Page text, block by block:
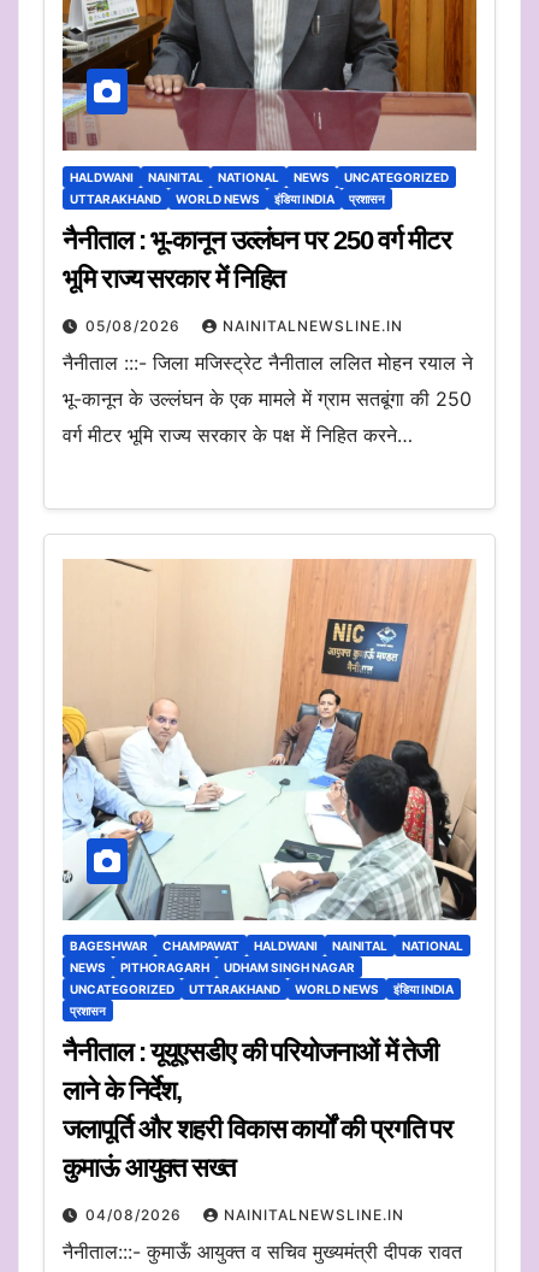
HALDWANI NAINITAL NATIONAL NEWS
UNCATEGORIZED
UTTARAKHAND
WORLD NEWS इंडिया INDIA प्रशासन
नैनीताल : भू-कानून उल्लंघन पर 250 वर्ग मीटर
भूमि राज्य सरकार में निहित
05/08/2026 NAINITALNEWSLINE.IN
नैनीताल :::- जिला मजिस्ट्रेट नैनीताल ललित मोहन रयाल ने
भू-कानून के उल्लंघन के एक मामले में ग्राम सतबूंगा की 250
वर्ग मीटर भूमि राज्य सरकार के पक्ष में निहित करने…
BAGESHWAR CHAMPAWAT HALDWANI NAINITAL
NATIONAL
NEWS
PITHORAGARH
UDHAM SINGH NAGAR
UNCATEGORIZED
UTTARAKHAND WORLD NEWS
इंडिया INDIA
प्रशासन
नैनीताल : यूयूएसडीए की परियोजनाओं में तेजी
लाने के निर्देश,
जलापूर्ति और शहरी विकास कार्यों की प्रगति पर
कुमाऊं आयुक्त सख्त
04/08/2026 NAINITALNEWSLINE.IN
नैनीताल:::- कुमाऊँ आयुक्त व सचिव मुख्यमंत्री दीपक रावत